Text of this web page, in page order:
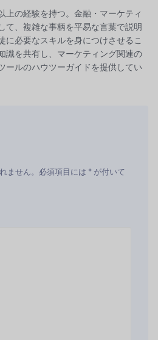
上の経験を持つ。金融・マーケティ
て、複雑な事柄を平易な言葉で説明
に必要なスキルを身につけさせるこ
識を共有し、マーケティング関連の
ールのハウツーガイドを提供してい
ません。必須項目には * が付いて